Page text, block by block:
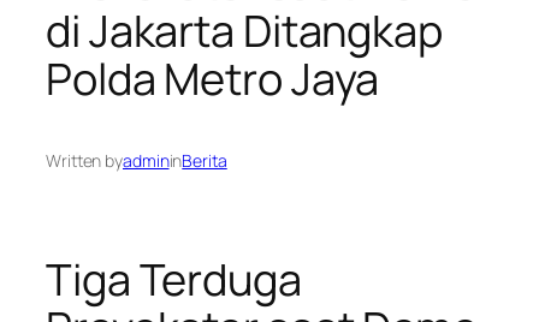
di Jakarta Ditangkap
Polda Metro Jaya
Written byadmininBerita
Tiga Terduga